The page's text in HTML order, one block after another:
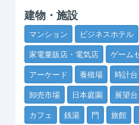
建物・施設
マンション
ビジネスホテル
家電量販店・電気店
ゲーム
アーケード
養殖場
時計
卸売市場
日本庭園 展望台
カフェ
銭湯 門 旅館